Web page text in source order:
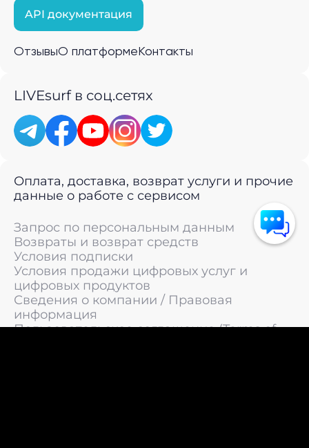
API документация
ОтзывыО платформе Контакты
LIVEsurf в соц.сетях
Оплата, доставка, возврат услуги и прочие
данные о работе с сервисом
Запрос по персональным данным
Возвраты и возврат средств
Условия подписки
Условия продажи цифровых услуг и
цифровых продуктов
Сведения о компании / Правовая
информация
Пользовательское соглашение (Terms of